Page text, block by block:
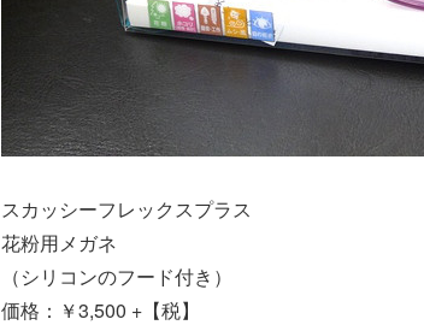
スカッシーフレックスプラス
花粉用メガネ
（シリコンのフード付き）
価格：￥3,500 +【税】